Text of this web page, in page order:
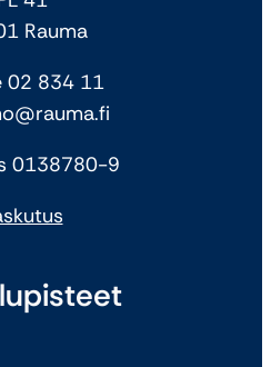
Rauma
02 834 11
0138780-9